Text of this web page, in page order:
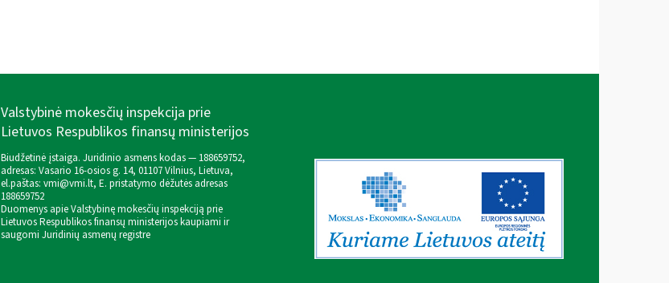
Valstybinė mokesčių inspekcija prie
Lietuvos Respublikos finansų ministerijos
Biudžetinė įstaiga. Juridinio asmens kodas — 188659752,
adresas: Vasario 16-osios g. 14, 01107 Vilnius, Lietuva,
el.paštas: vmi@vmi.lt, E. pristatymo dėžutės adresas
188659752
Duomenys apie Valstybinę mokesčių inspekciją prie
Lietuvos Respublikos finansų ministerijos kaupiami ir
saugomi Juridinių asmenų registre